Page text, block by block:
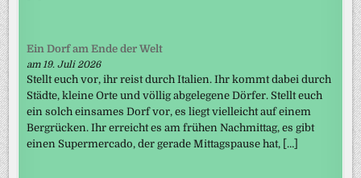
Ein Dorf am Ende der Welt
am 19. Juli 2026
Stellt euch vor, ihr reist durch Italien. Ihr kommt dabei durch
Städte, kleine Orte und völlig abgelegene Dörfer. Stellt euch
ein solch einsames Dorf vor, es liegt vielleicht auf einem
Bergrücken. Ihr erreicht es am frühen Nachmittag, es gibt
einen Supermercado, der gerade Mittagspause hat, […]